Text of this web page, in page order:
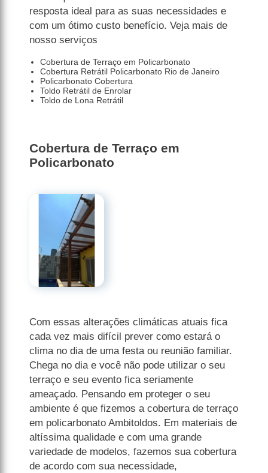
resposta ideal para as suas necessidades e
com um ótimo custo benefício. Veja mais de
nosso serviços
Cobertura de Terraço em Policarbonato
Cobertura Retrátil Policarbonato Rio de Janeiro
Policarbonato Cobertura
Toldo Retrátil de Enrolar
Toldo de Lona Retrátil
Cobertura de Terraço em
Policarbonato
Com essas alterações climáticas atuais fica
cada vez mais difícil prever como estará o
clima no dia de uma festa ou reunião familiar.
Chega no dia e você não pode utilizar o seu
terraço e seu evento fica seriamente
ameaçado. Pensando em proteger o seu
ambiente é que fizemos a cobertura de terraço
em policarbonato Ambitoldos. Em materiais de
altíssima qualidade e com uma grande
variedade de modelos, fazemos sua cobertura
de acordo com sua necessidade,